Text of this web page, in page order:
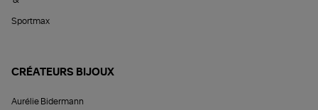
Sportmax
CRÉATEURS BIJOUX
Aurélie Bidermann